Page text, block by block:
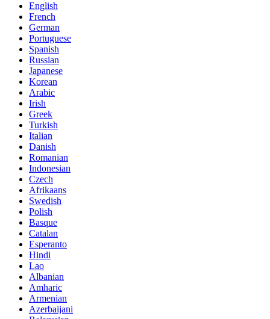
English
French
German
Portuguese
Spanish
Russian
Japanese
Korean
Arabic
Irish
Greek
Turkish
Italian
Danish
Romanian
Indonesian
Czech
Afrikaans
Swedish
Polish
Basque
Catalan
Esperanto
Hindi
Lao
Albanian
Amharic
Armenian
Azerbaijani